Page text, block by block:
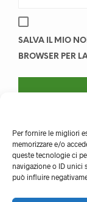
Per fornire le migliori
memorizzare e/o
queste tecnologie ci
navigazione o ID unici
può influire
SALVA IL MIO
BROWSER PER